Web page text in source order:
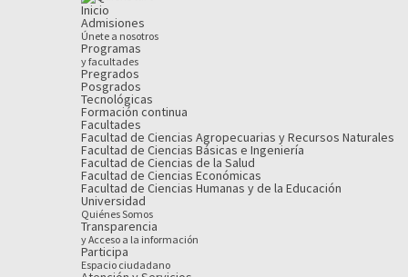
Inicio
Admisiones
Únete a nosotros
Programas
y facultades
Pregrados
Posgrados
Tecnológicas
Formación continua
Facultades
Facultad de Ciencias Agropecuarias y Recursos Naturales
Facultad de Ciencias Básicas e Ingeniería
Facultad de Ciencias de la Salud
Facultad de Ciencias Económicas
Facultad de Ciencias Humanas y de la Educación
Universidad
Quiénes Somos
Transparencia
y Acceso a la información
Participa
Espacio ciudadano